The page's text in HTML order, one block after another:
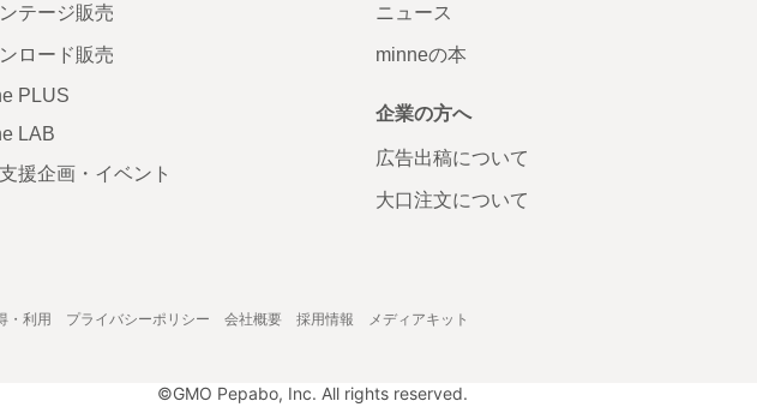
テージ販売
ロード販売
PLUS
LAB
援企画・イベント
ニュース
minneの本
企業の方へ
広告出稿について
大口注文について
・利用 プライバシーポリシー 会社概要 採用情報 メディアキット
©GMO Pepabo, Inc. All rights reserved.